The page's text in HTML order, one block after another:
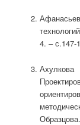
4. – с.147-